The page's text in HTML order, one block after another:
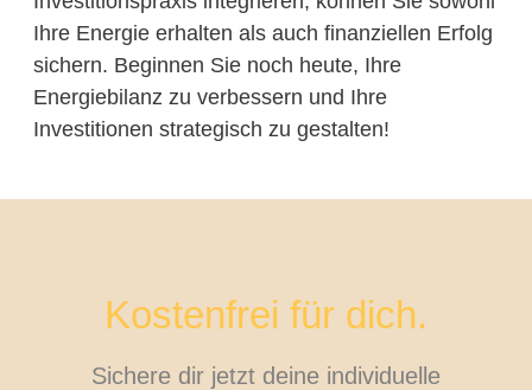
Ihre Energie erhalten als auch finanziellen Erfolg
sichern. Beginnen Sie noch heute, Ihre
Energiebilanz zu verbessern und Ihre
Investitionen strategisch zu gestalten!
Kostenfrei für dich.
Sichere dir jetzt deine individuelle